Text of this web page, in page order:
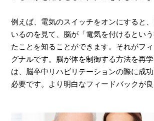
例えば、電気のスイッチをオンにすると
いるのを見て、脳が「電気を付けるとい
たことを知ることができます。それがフ
グナルです。脳が体を制御する方法を再
は、脳卒中リハビリテーションの際に成
必要です。より明白なフィードバックが良